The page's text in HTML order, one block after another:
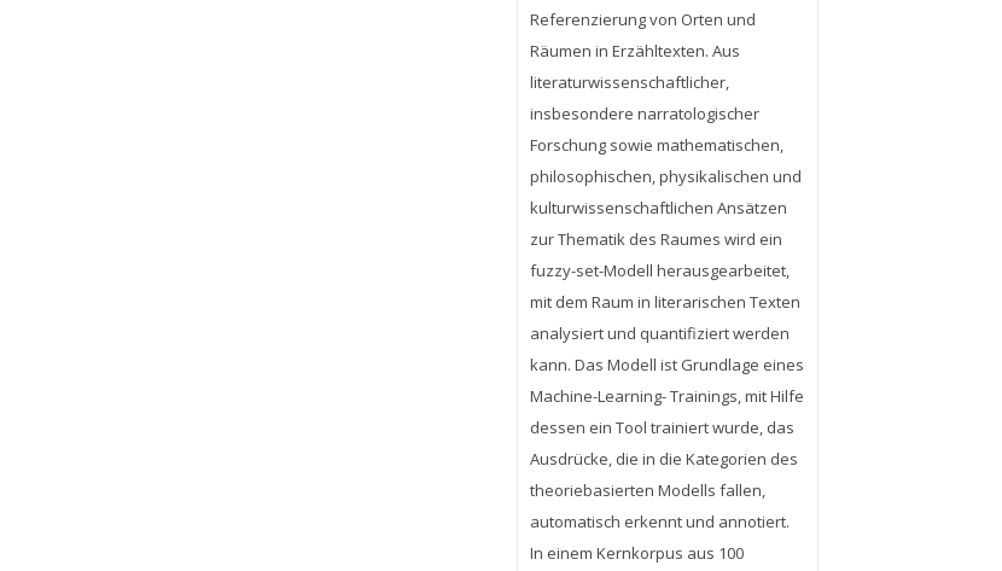
Referenzierung von Orten und
Räumen in Erzähltexten. Aus
literaturwissenschaftlicher,
insbesondere narratologischer
Forschung sowie mathematischen,
philosophischen, physikalischen und
kulturwissenschaftlichen Ansätzen
zur Thematik des Raumes wird ein
fuzzy-set-Modell herausgearbeitet,
mit dem Raum in literarischen Texten
analysiert und quantifiziert werden
kann. Das Modell ist Grundlage eines
Machine-Learning- Trainings, mit Hilfe
dessen ein Tool trainiert wurde, das
Ausdrücke, die in die Kategorien des
theoriebasierten Modells fallen,
automatisch erkennt und annotiert.
In einem Kernkorpus aus 100